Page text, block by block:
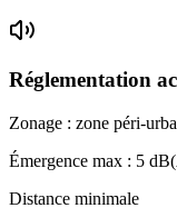
Réglementation
Zonage : zone péri-
Émergence max : 5
Distance minimale